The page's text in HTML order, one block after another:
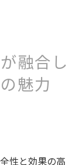
期プログ
源の活用
融合し
魅力
性と効果の高